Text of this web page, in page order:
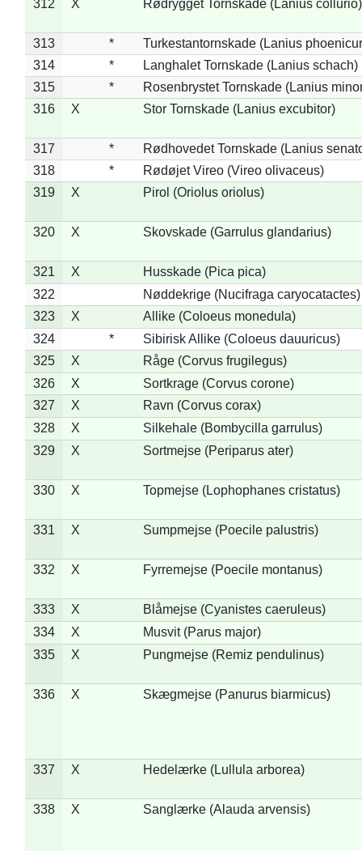
312
X Rødrygget Tornskade (Lanius collurio)
313 *
Turkestantornskade (Lanius
314
*
Langhalet Tornskade (Lanius schach)
315
*
Rosenbrystet Tornskade (Lanius
316
X Stor Tornskade (Lanius excubitor)
317 *
Rødhovedet Tornskade (Lanius
318
*
Rødøjet Vireo (Vireo olivaceus)
319
X Pirol (Oriolus oriolus)
320 X Skovskade (Garrulus glandarius)
321 X
Husskade (Pica pica)
322
Nøddekrige (Nucifraga caryocatactes)
323
X
Allike (Coloeus monedula)
324
*
Sibirisk Allike (Coloeus dauuricus)
325
X
Råge (Corvus frugilegus)
326
X
Sortkrage (Corvus corone)
327
X
Ravn (Corvus corax)
328
X
Silkehale (Bombycilla garrulus)
329
X Sortmejse (Periparus ater)
330 X Topmejse (Lophophanes cristatus)
331 X Sumpmejse (Poecile palustris)
332 X Fyrremejse (Poecile montanus)
333 X
Blåmejse (Cyanistes caeruleus)
334
X
Musvit (Parus major)
335
X Pungmejse (Remiz pendulinus)
336 X Skægmejse (Panurus biarmicus)
337 X Hedelærke (Lullula arborea)
338 X Sanglærke (Alauda arvensis)